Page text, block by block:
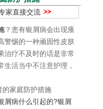
家直接交流
？患有银屑病会出现瘙
警惕的一种顽固性皮肤
治疗不及时的话是非常
生活当中不注意护理，
屑病什么引起的?银屑